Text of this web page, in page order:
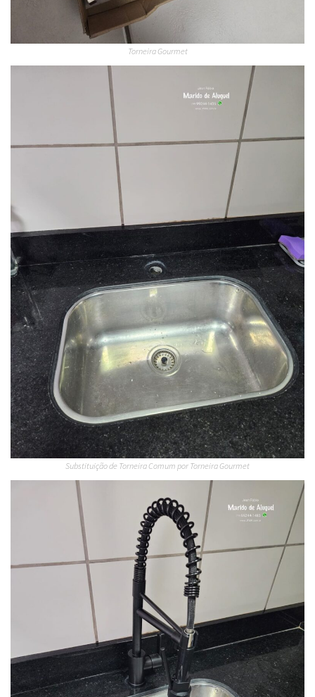
Torneira Gourmet
Substituição de Torneira Comum por Torneira Gourmet